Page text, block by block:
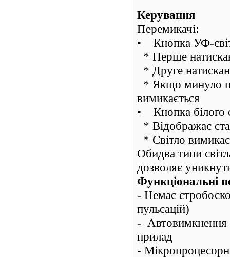
Керування
Перемикачі:
• Кнопка УФ-
* Перше
* Друге
* Якщо минуло
вимикається
• Кнопка білого
* Відображає
* Світло
Обидва типи
дозволяє
Функціональні
- Немає
пульсацій)
- Автовимкнення
прилад
-